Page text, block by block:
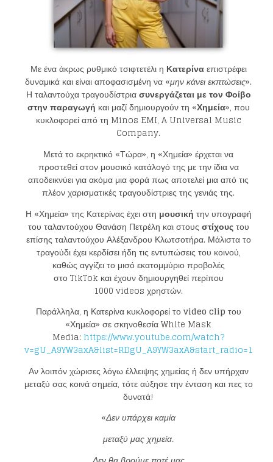
Με ένα άκρως ρυθμικό τσιφτετέλι η Κατερίναεπιστρέφει
δυναμικά και είναι αποφασισμένη να «μην κάνει εκπτώσεις».
Η ταλαντούχα τραγουδίστριασυνεργάζεται με τον Φοίβο
στην παραγωγή και μαζί δημιουργούν τη «Χημεία», που
κυκλοφορεί από τη Minos EMI, A Universal Music
Company.
Μετά το εκρηκτικό «Τώρα», η «Χημεία» έρχεται να
προστεθεί στον μουσικό κατάλογό της με την ίδια να
αποδεικνύει για ακόμα μια φορά πως αποτελεί μια από τις
πλέον χαρισματικές τραγουδίστριες της γενιάς της.
Η «Χημεία» της Κατερίνας έχει στη μουσική την υπογραφή
του ταλαντούχου Θανάση Πετρέλη και στουςστίχουςτου
επίσης ταλαντούχου Αλέξανδρου Κλωτσοτήρα. Μάλιστα το
τραγούδι έχει κερδίσει ήδη τις εντυπώσεις του κοινού,
καθώς αγγίζει το μισό εκατομμύριο προβολές
στοTikTok και έχουν δημιουργηθεί περίπου
1000videos χρηστών.
Παράλληλα, η Κατερίνα κυκλοφορεί τοvideo clip του
«Χημεία» σε σκηνοθεσίαWhite Mask
Media: https://www.youtube.com/watch?
v=gU_A9YW3axA&list=RDgU_A9YW3axA&start_radio=1
Αν λοιπόν χώρισες λόγω έλλειψης χημείας ή δεν υπήρχαν
μεταξύ σας κοινά σημεία, τότε αύξησε την ένταση και πες το
δυνατά!
«Δεν υπάρχει καμία
μεταξύ μας χημεία.